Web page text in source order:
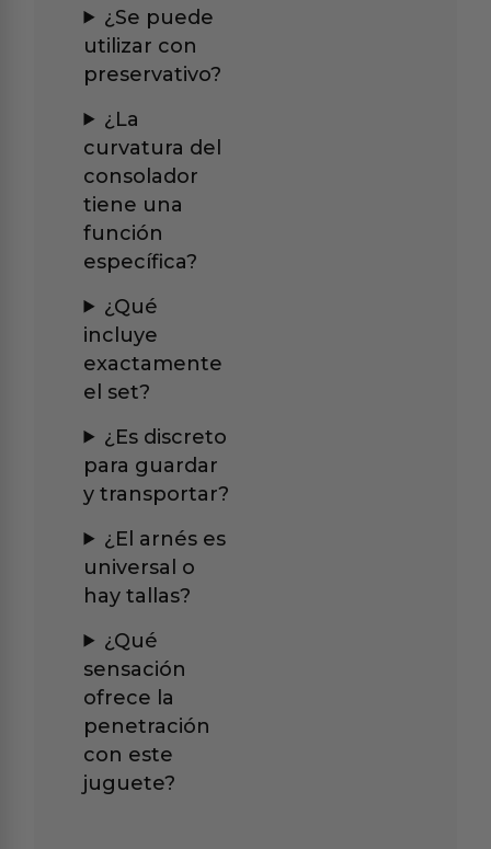
¿Se puede
utilizar con
preservativo?
¿La
curvatura del
consolador
tiene una
función
específica?
¿Qué
incluye
exactamente
el set?
¿Es discreto
para guardar
y transportar?
¿El arnés es
universal o
hay tallas?
¿Qué
sensación
ofrece la
penetración
con este
juguete?